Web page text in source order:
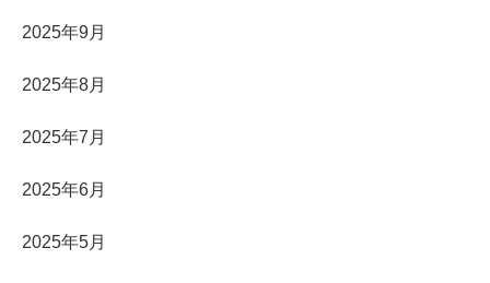
2025年9月
2025年8月
2025年7月
2025年6月
2025年5月